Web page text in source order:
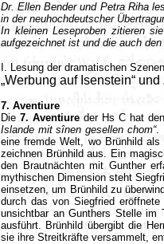
Dr. Ellen Bender und Petra Riha
in der neuhochdeutscher
In kleinen Leseproben zitieren
aufgezeichnet ist und die auch
I. Lesung der dramatischen Szenen
„Werbung auf Isenstein“
7. Aventiure
Die 7. Aventiure der Hs C hat
Islande mit sînen gesellen chom“.
eine fremde Welt, wo Brünhild
zeichnen Brünhild aus. Ein
den Brautnächten mit Gunther
mythischen Dimension steht
einsetzen, um Brünhild zu
durch das von Siegfried
unsichtbar an Gunthers Stelle im
ausführt. Brünhild übergibt die
sie ihre Streitkräfte versammelt,